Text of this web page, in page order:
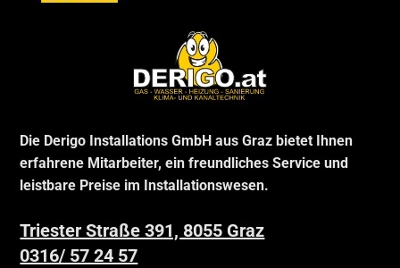
Die Derigo Installations GmbH aus Graz bietet Ihnen
erfahrene Mitarbeiter, ein freundliches Service und
leistbare Preise im Installationswesen.
Triester Straße 391, 8055 Graz
0316/ 57 24 57